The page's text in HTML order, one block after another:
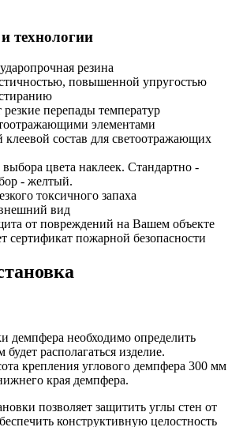
технологии
резина
повышенной упругостью
перепады температур
элементами
состав для светоотражающих
цвета наклеек. Стандартно -
- желтый.
токсичного запаха
вид
от повреждений на Вашем объекте
сертификат пожарной безопасности
демпфера необходимо определить
располагаться изделие.
крепления углового демпфера 300 мм
края демпфера.
позволяет защитить углы стен от
конструктивную целостность